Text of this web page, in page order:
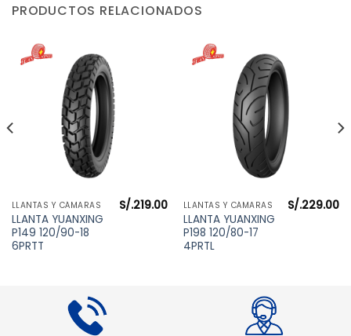
PRODUCTOS RELACIONADOS
LLANTAS Y CÁMARAS
LLANTA YUANXING
P149 120/90-18
6PRTT
S/.219.00 LLANTAS Y CÁMARAS
LLANTA YUANXING
P198 120/80-17
4PRTL
S/.229.00